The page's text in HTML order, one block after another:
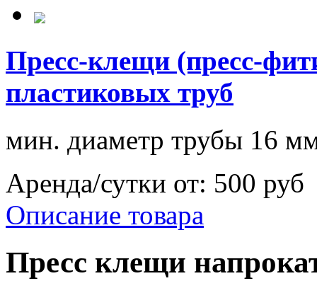
Пресс-клещи (пресс-
пластиковых труб
мин. диаметр трубы 16
Аренда/сутки от: 500 руб
Описание товара
Пресс клещи